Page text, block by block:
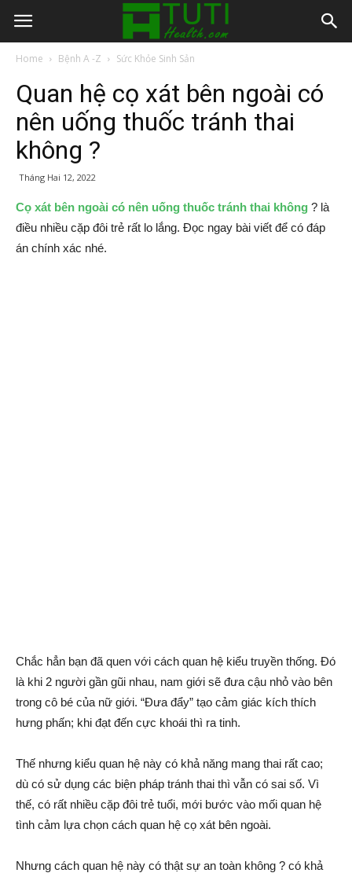
Home Bệnh A -Z Sức Khỏe Sinh Sản
Quan hệ cọ xát bên ngoài có
nên uống thuốc tránh thai
không ?
Tháng Hai 12, 2022
Cọ xát bên ngoài có nên uống thuốc tránh thai không ? là
điều nhiều cặp đôi trẻ rất lo lắng. Đọc ngay bài viết để có đáp
án chính xác nhé.
Chắc hẳn bạn đã quen với cách quan hệ kiểu truyền thống. Đó
là khi 2 người gần gũi nhau, nam giới sẽ đưa cậu nhỏ vào bên
trong cô bé của nữ giới. “Đưa đẩy” tạo cảm giác kích thích
hưng phấn; khi đạt đến cực khoái thì ra tinh.
Thế nhưng kiểu quan hệ này có khả năng mang thai rất cao;
dù có sử dụng các biện pháp tránh thai thì vẫn có sai số. Vì
thế, có rất nhiều cặp đôi trẻ tuổi, mới bước vào mối quan hệ
tình cảm lựa chọn cách quan hệ cọ xát bên ngoài.
Nhưng cách quan hệ này có thật sự an toàn không ? có khả